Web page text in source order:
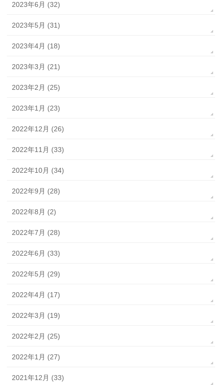
2023年6月 (32)
2023年5月 (31)
2023年4月 (18)
2023年3月 (21)
2023年2月 (25)
2023年1月 (23)
2022年12月 (26)
2022年11月 (33)
2022年10月 (34)
2022年9月 (28)
2022年8月 (2)
2022年7月 (28)
2022年6月 (33)
2022年5月 (29)
2022年4月 (17)
2022年3月 (19)
2022年2月 (25)
2022年1月 (27)
2021年12月 (33)